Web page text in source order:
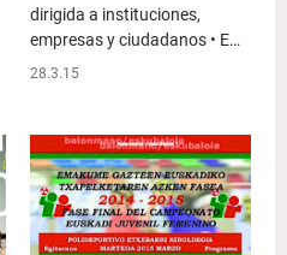
dirigida a instituciones,
empresas y ciudadanos • E…
28.3.15